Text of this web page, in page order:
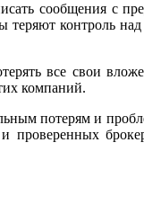
сообщения с
теряют контроль
все свои
компаний.
потерям и
проверенных